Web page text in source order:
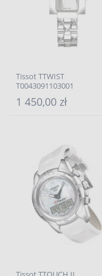
Tissot TTWIST
T0043091103001
1 450,00 zł